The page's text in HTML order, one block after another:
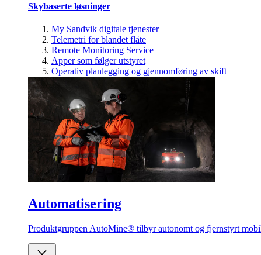
Skybaserte løsninger
My Sandvik digitale tjenester
Telemetri for blandet flåte
Remote Monitoring Service
Apper som følger utstyret
Operativ planlegging og gjennomføring av skift
Automatisering
Produktgruppen AutoMine® tilbyr autonomt og fjernstyrt